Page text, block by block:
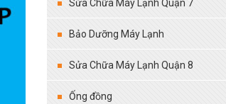
Sửa Chữa Máy Lạnh Quận 7
Bảo Dưỡng Máy Lạnh
Sửa Chữa Máy Lạnh Quận 8
Ống đồng